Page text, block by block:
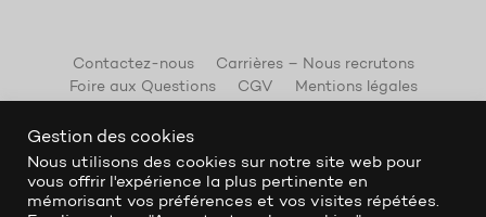
Contactez-nous
Carrières – Nous recrutons
Foire aux Questions
CGV Mentions légales
Gestion des cookies
Nous utilisons des cookies sur notre site web pour
vous offrir l'expérience la plus pertinente en
mémorisant vos préférences et vos visites répétées.